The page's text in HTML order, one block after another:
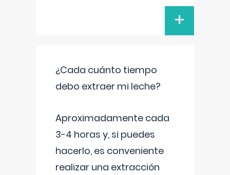
+
¿Cada cuánto tiempo
debo extraer mi leche?
Aproximadamente cada
3-4 horas y, si puedes
hacerlo, es conveniente
realizar una extracción